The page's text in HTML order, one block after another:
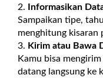
Informasikan
Sampaikan tipe,
menghitung kisaran
Kirim atau Bawa
Kamu bisa
datang langsung ke